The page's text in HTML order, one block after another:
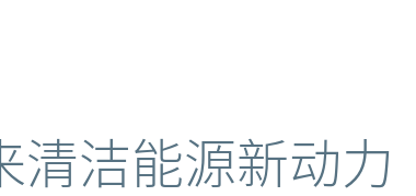
清洁能源新动力